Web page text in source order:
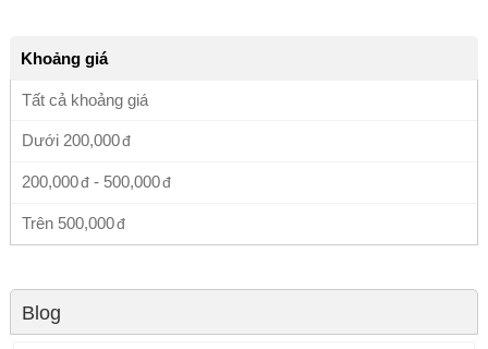
Khoảng giá
Tất cả khoảng giá
Dưới 200,000
200,000 - 500,000
Trên 500,000
Blog